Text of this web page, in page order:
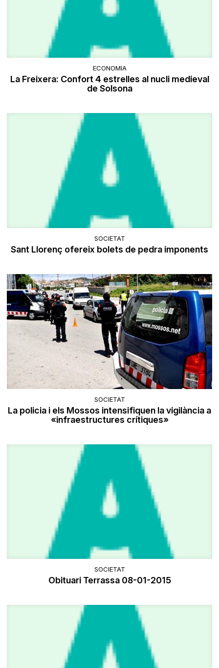
ECONOMIA
La Freixera: Confort 4 estrelles al nucli medieval
de Solsona
SOCIETAT
Sant Llorenç ofereix bolets de pedra imponents
SOCIETAT
La policia i els Mossos intensifiquen la vigilància a
«infraestructures crítiques»
SOCIETAT
Obituari Terrassa 08-01-2015